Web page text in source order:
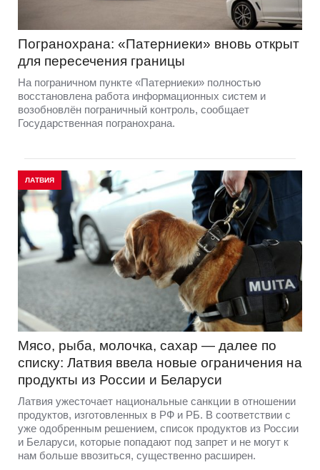
Погранохрана: «Патерниеки» вновь открыт
для пересечения границы
На пограничном пункте «Патерниеки» полностью
восстановлена работа информационных систем и
возобновлён пограничный контроль, сообщает
Государственная погранохрана.
ЛАТВИЯ
Мясо, рыба, молочка, сахар — далее по
списку: Латвия ввела новые ограничения на
продукты из России и Беларуси
Латвия ужесточает национальные санкции в отношении
продуктов, изготовленных в РФ и РБ. В соответствии с
уже одобренным решением, список продуктов из России
и Беларуси, которые попадают под запрет и не могут к
нам больше ввозиться, существенно расширен.